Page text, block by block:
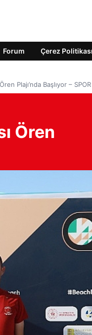
Forum Çerez Politikası
Plajı’nda Başlıyor – SPOR
Ören